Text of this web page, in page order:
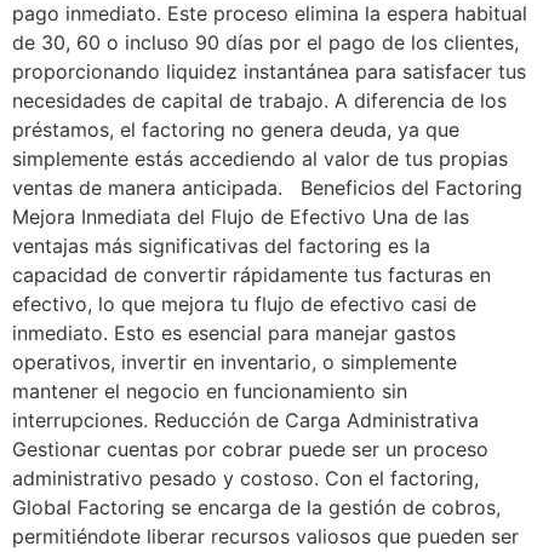
pago inmediato. Este proceso elimina la espera habitual
de 30, 60 o incluso 90 días por el pago de los clientes,
proporcionando liquidez instantánea para satisfacer tus
necesidades de capital de trabajo. A diferencia de los
préstamos, el factoring no genera deuda, ya que
simplemente estás accediendo al valor de tus propias
ventas de manera anticipada. Beneficios del Factoring
Mejora Inmediata del Flujo de Efectivo Una de las
ventajas más significativas del factoring es la
capacidad de convertir rápidamente tus facturas en
efectivo, lo que mejora tu flujo de efectivo casi de
inmediato. Esto es esencial para manejar gastos
operativos, invertir en inventario, o simplemente
mantener el negocio en funcionamiento sin
interrupciones. Reducción de Carga Administrativa
Gestionar cuentas por cobrar puede ser un proceso
administrativo pesado y costoso. Con el factoring,
Global Factoring se encarga de la gestión de cobros,
permitiéndote liberar recursos valiosos que pueden ser